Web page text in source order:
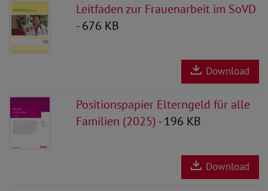
Leitfaden zur Frauenarbeit im SoVD
- 676 KB
Download
Positionspapier Elterngeld für alle
Familien (2025)- 196 KB
Download